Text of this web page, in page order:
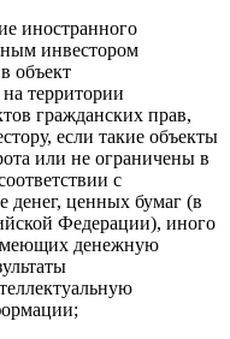
иностранного
инвестором
объект
территории
гражданских прав,
если такие объекты
или не ограничены в
с
денег, ценных бумаг (в
Федерации), иного
денежную